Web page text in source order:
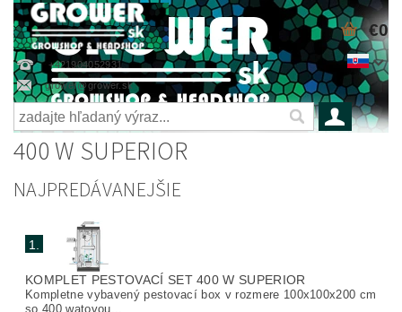
+421904052931
grower@grower.sk
€0
400 W SUPERIOR
NAJPREDÁVANEJŠIE
1.
KOMPLET PESTOVACÍ SET 400 W SUPERIOR
Kompletne vybavený pestovací box v rozmere 100x100x200 cm
so 400 watovou...